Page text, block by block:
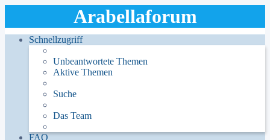
Arabellaforum
Schnellzugriff
Unbeantwortete Themen
Aktive Themen
Suche
Das Team
FAQ